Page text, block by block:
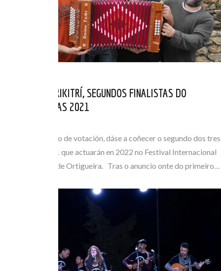
OS GALEGOS TRIKITRÍ, SEGUNDOS FINALISTAS DO
CONCURSO RUNAS 2021
Finalizado o prazo de votación, dáse a coñecer o segundo dos tres
finalistas de 2021 que actuarán en 2022 no Festival Internacional
do Mundo Celta de Ortigueira. Tras o anuncio onte do primeiro…